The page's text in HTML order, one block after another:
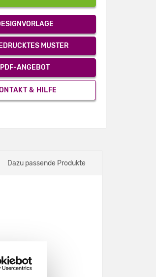
MUSTER
PDF-ANGEBOT
& HILFE
Dazu passende Produkte